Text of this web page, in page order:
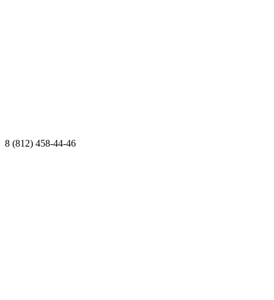
8 (812) 458-44-46